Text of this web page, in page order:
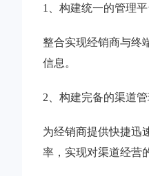
1、构建统一的管理平
整合实现经销商与终
信息。
2、构建完备的渠道
为经销商提供快捷迅
率，实现对渠道经营